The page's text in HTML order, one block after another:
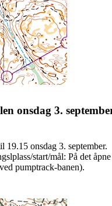
onsdag 3.
onsdag 3. september.
start/mål: På det åpne
pumptrack-banen).